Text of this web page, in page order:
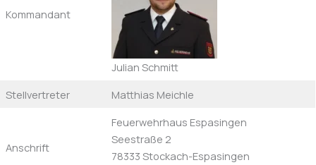
Kommandant
Julian Schmitt
Stellvertreter
Matthias Meichle
Anschrift
Feuerwehrhaus Espasingen
Seestraße 2
78333 Stockach-Espasingen